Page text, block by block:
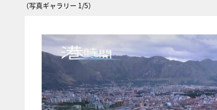
（写真ギャラリー 1/5）